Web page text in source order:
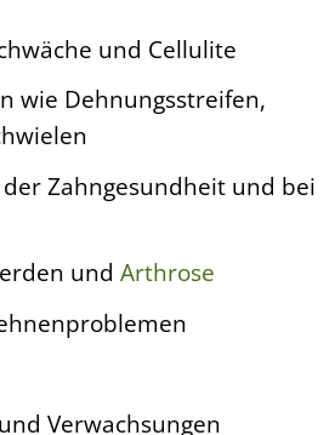
und Cellulite
wie Dehnungsstreifen,
Zahngesundheit und bei
und Arthrose
Verwachsungen